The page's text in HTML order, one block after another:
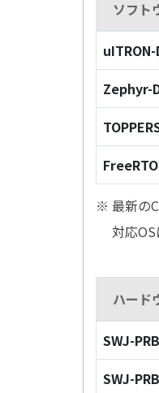
ソフト
Zephyr-
※ 最新の
対応OS
ハード
SWJ-
SWJ-